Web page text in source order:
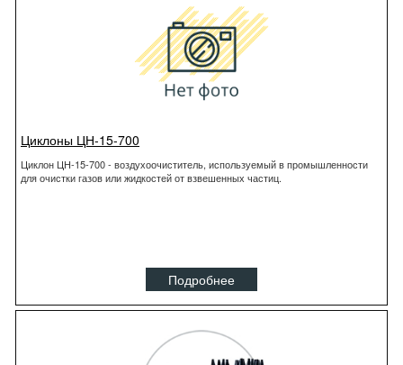
Циклоны ЦН-15-700
Циклон ЦН-15-700 - воздухоочиститель, используемый в промышленности
для очистки газов или жидкостей от взвешенных частиц.
Подробнее